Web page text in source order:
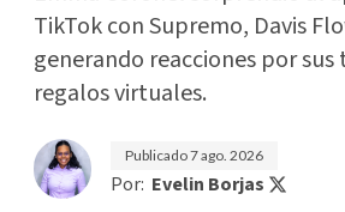
TikTok con Supremo, Davis
generando reacciones por sus
regalos virtuales.
Publicado7 ago. 2026
Por: Evelin Borjas